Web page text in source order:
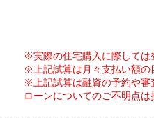
※実際の住宅購入に際しては
※上記試算は月々支払い額の
※上記試算は融資の予約や審
ローンについてのご不明点